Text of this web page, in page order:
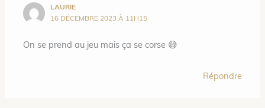
LAURIE
16 DÉCEMBRE 2023 À 11H15
On se prend au jeu mais ça se corse 😅
Répondre